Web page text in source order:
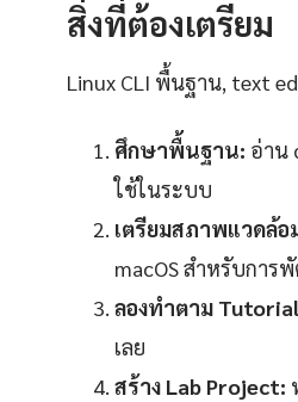
สิ่งที่ต้องเตรียม
Linux CLI พื้นฐาน, text
ศึกษาพื้นฐาน: อ่าน
ใช้ในระบบ
เตรียมสภาพแวดล้อ
macOS สำหรับการ
ลองทำตาม
เลย
สร้าง Lab Project: